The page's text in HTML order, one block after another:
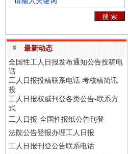
最新动态
全国性工人日报发布通知公告投稿电
话
工人日报投稿联系电话 考核稿简讯
投
工人日报权威刊登各类公告-联系方
式
工人日报-全国性报纸公告刊登
法院公告登报办理工人日报
工人日报刊登公告联系电话